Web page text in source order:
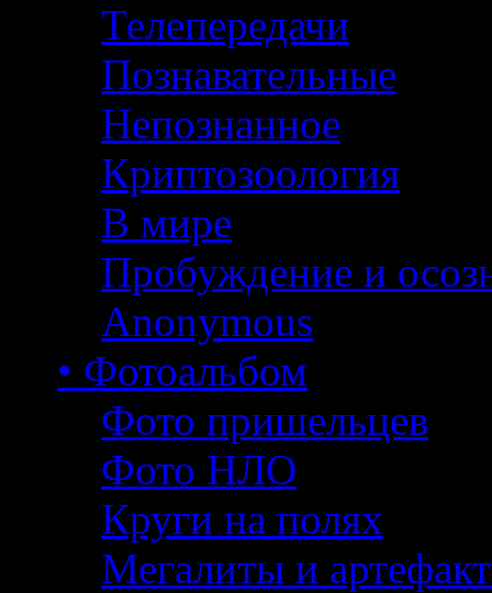
Телепередачи
Познавательные
Непознанное
Криптозоология
В мире
Пробуждение и
Anonymous
• Фотоальбом
Фото пришельцев
Фото НЛО
Круги на полях
Мегалиты и